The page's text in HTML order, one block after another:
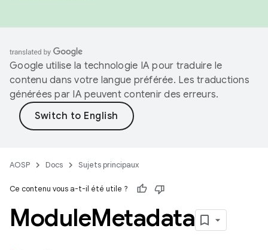
Google utilise la technologie IA pour traduire le
contenu dans votre langue préférée. Les traductions
générées par IA peuvent contenir des erreurs.
AOSP Docs Sujets principaux
Ce contenu vous a-t-il été utile ?
ModuleMetadata